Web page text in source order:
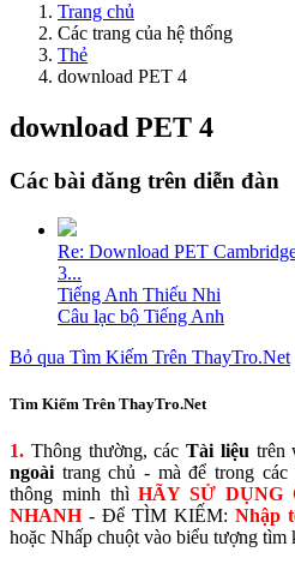
Trang chủ
Các trang của hệ thống
Thẻ
download PET 4
download PET 4
Các bài đăng trên diễn đàn
Re: Download PET
3...
Tiếng Anh Thiếu Nhi
Câu lạc bộ Tiếng Anh
Bỏ qua Tìm Kiếm Trên ThayTro.Net
Tìm Kiếm Trên ThayTro.Net
1. Thông thường, các Tài liệu trên
ngoài trang chủ - mà để trong
thông minh thìHÃY SỬ
NHANH- Để TÌM KIẾM: Nhập
hoặc Nhấp chuột vào biểu tượng tìm